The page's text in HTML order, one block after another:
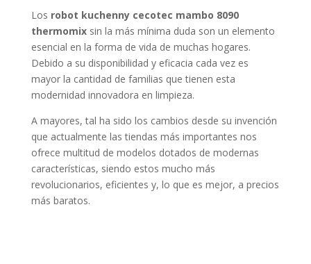
Los robot kuchenny cecotec mambo 8090
thermomixsin la más mínima duda son un elemento
esencial en la forma de vida de muchas hogares.
Debido a su disponibilidad y eficacia cada vez es
mayor la cantidad de familias que tienen esta
modernidad innovadora en limpieza.
A mayores, tal ha sido los cambios desde su invención
que actualmente las tiendas más importantes nos
ofrece multitud de modelos dotados de modernas
características, siendo estos mucho más
revolucionarios, eficientes y, lo que es mejor, a precios
más baratos.